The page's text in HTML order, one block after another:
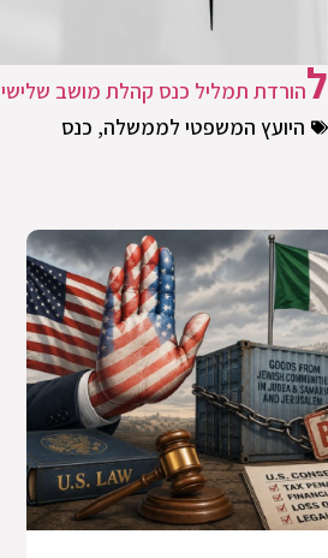
להורדת תמליל כנס קהלת מושב שלישי
היועץ המשפטי לממשלה, כנס